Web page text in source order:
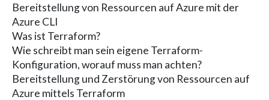
Bereitstellung von Ressourcen auf Azure mit der
Azure CLI
Was ist Terraform?
Wie schreibt man sein eigene Terraform-
Konfiguration, worauf muss man achten?
Bereitstellung und Zerstörung von Ressourcen auf
Azure mittels Terraform